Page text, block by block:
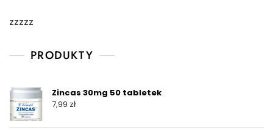
zzzzz
PRODUKTY
Zincas 30mg 50 tabletek
7,99 zł